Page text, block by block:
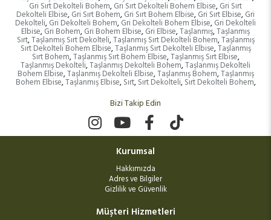
Gri Sırt Dekolteli Bohem,Gri Sırt Dekolteli Bohem Elbise,Gri Sırt
Dekolteli Elbise,Gri Sırt Bohem,Gri Sırt Bohem Elbise,Gri Sırt Elbise,Gri
Dekolteli,Gri Dekolteli Bohem,Gri Dekolteli Bohem Elbise,Gri Dekolteli
Elbise,Gri Bohem,Gri Bohem Elbise,Gri Elbise,Taşlanmış,Taşlanmış
Sırt,Taşlanmış Sırt Dekolteli,Taşlanmış Sırt Dekolteli Bohem,Taşlanmış
Sırt Dekolteli Bohem Elbise,Taşlanmış Sırt Dekolteli Elbise,Taşlanmış
Sırt Bohem,Taşlanmış Sırt Bohem Elbise,Taşlanmış Sırt Elbise,
Taşlanmış Dekolteli,Taşlanmış Dekolteli Bohem,Taşlanmış Dekolteli
Bohem Elbise,Taşlanmış Dekolteli Elbise,Taşlanmış Bohem,Taşlanmış
Bohem Elbise,Taşlanmış Elbise, Sırt, Sırt Dekolteli, Sırt Dekolteli Bohem,
Bizi Takip Edin
Kurumsal
Hakkımızda
Adres ve Bilgiler
Gizlilik ve Güvenlik
Müşteri Hizmetleri